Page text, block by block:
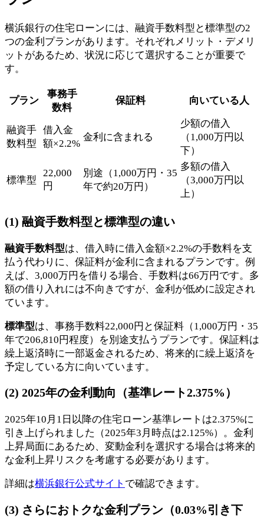
横浜銀行の住宅ローンには、融資手数料型と標準型の2
つの金利プランがあります。それぞれメリット・デメリ
ットがあるため、状況に応じて選択することが重要で
す。
プラン
事務手
数料
保証料 向いている人
融資手
数料型
借入金
額×2.2%
金利に含まれる
少額の借入
（1,000万円以
下）
標準型
22,000
円
別途（1,000万円・35
年で約20万円）
多額の借入
（3,000万円以
上）
(1) 融資手数料型と標準型の違い
融資手数料型は、借入時に借入金額×2.2%の手数料を支
払う代わりに、保証料が金利に含まれるプランです。例
えば、3,000万円を借りる場合、手数料は66万円です。多
額の借り入れには不向きですが、金利が低めに設定され
ています。
標準型は、事務手数料22,000円と保証料（1,000万円・35
年で206,810円程度）を別途支払うプランです。保証料は
繰上返済時に一部返金されるため、将来的に繰上返済を
予定している方に向いています。
(2) 2025年の金利動向（基準レート2.375%）
2025年10月1日以降の住宅ローン基準レートは2.375%に
引き上げられました（2025年3月時点は2.125%）。金利
上昇局面にあるため、変動金利を選択する場合は将来的
な金利上昇リスクを考慮する必要があります。
詳細は横浜銀行公式サイト で確認できます。
(3) さらにおトクな金利プラン（0.03%引き下